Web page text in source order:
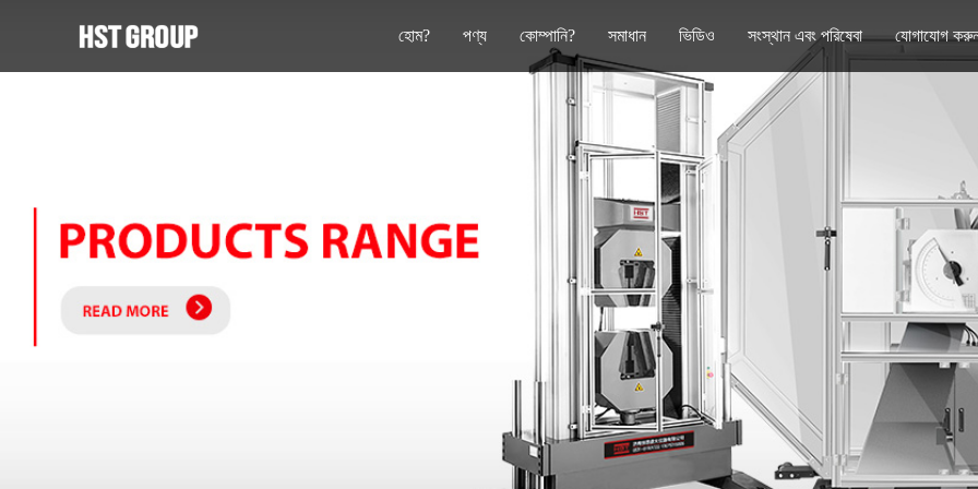
হোম? পণ্য কোম্পানি? সমাধান ভিডিও সংস্থান এবং পরিষেবা যোগাযোগ